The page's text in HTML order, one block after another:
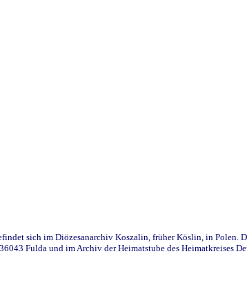
sich im Diözesanarchiv Koszalin, früher Köslin, in
Fulda und im Archiv der Heimatstube des